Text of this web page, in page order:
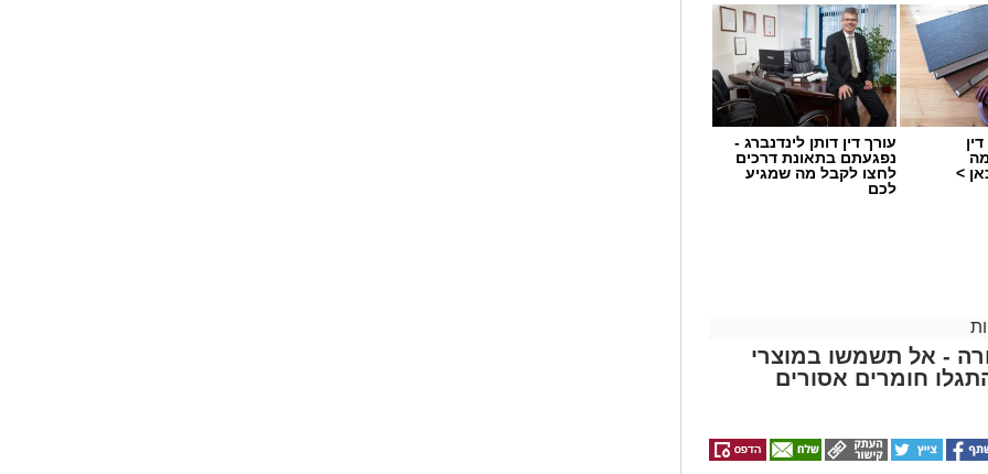
החינוך וההדרכה במוזיאון, לנהל
ליצור אירועי תוכן ופרויקטים ייחודיים
עולם התרבות, החינוך והקהילה.
ואירועי תוכן.
מועמדת בעלי "ראש מלא ברעיונות",
>
עורך דין דותן לינדנברג -
נפגעתם בתאונת דרכים
לחצו לקבל מה שמגיע
לכם
- אל תשמשו במוצרי
חומרים אסורים